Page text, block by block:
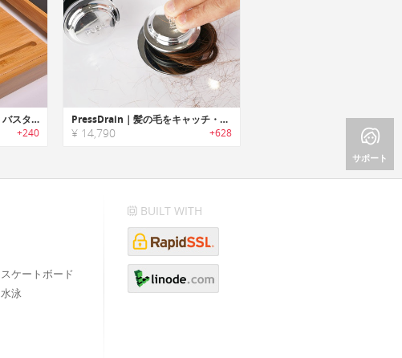
Bamboo Bathtub Caddy｜バスタイムをラグジュアリーにするタブレット/ドリンクホルダー付きバスタブ用トレイ
+240
PressDrain｜髪の毛をキャッチ・切断して配管詰まり防止するバスタブ栓「プレスドレイン」
¥ 14,790 +628
サポート
スケートボード
水泳
BUILT WITH